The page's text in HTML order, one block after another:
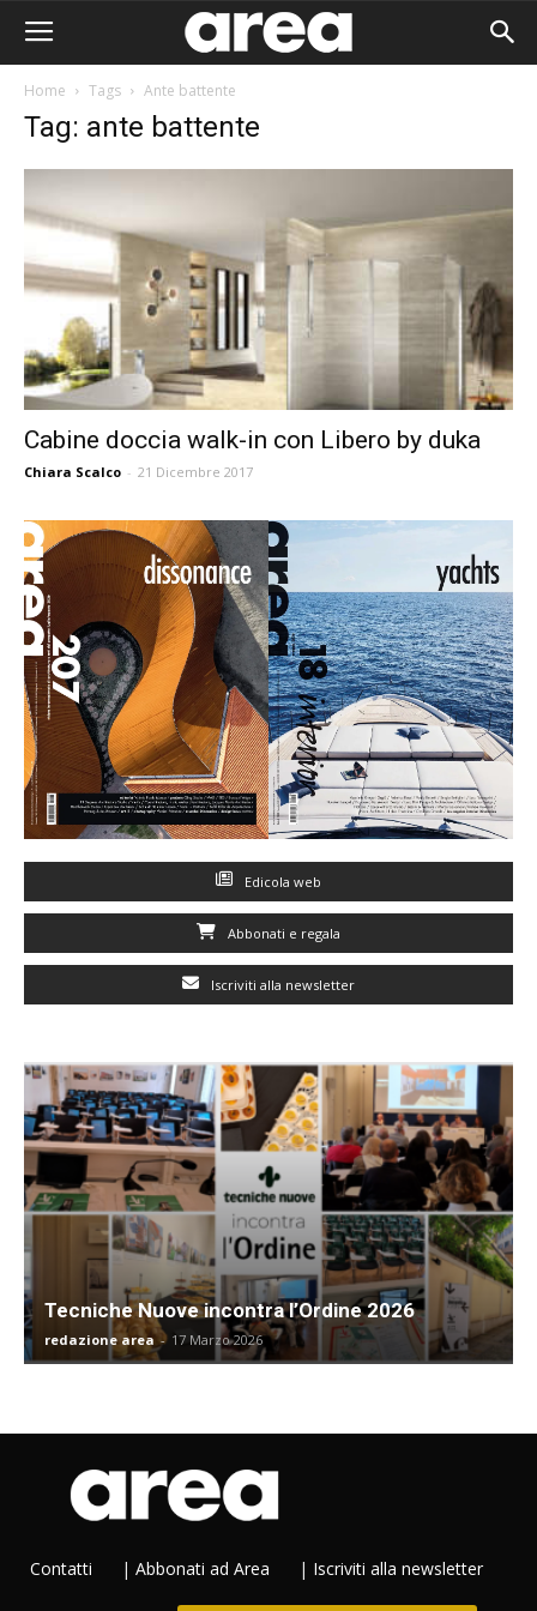
Home Tags Ante battente
Tag: ante battente
Cabine doccia walk-in con Libero by duka
Chiara Scalco - 21 Dicembre 2017
Edicola web
Abbonati e regala
Iscriviti alla newsletter
Tecniche Nuove incontra l’Ordine 2026
redazione area - 17 Marzo 2026
Contatti | Abbonati ad Area | Iscriviti alla newsletter